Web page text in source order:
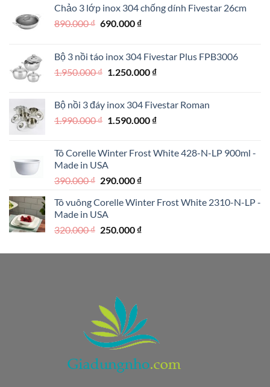
Chảo 3 lớp inox 304 chống dính Fivestar 26cm
890.000₫ Giá
890.000 ₫.
690.000 ₫Giá
là:
690.000 ₫.
Bộ 3 nồi táo inox 304 Fivestar Plus FPB3006
1.950.000₫ Giá
1.950.000 ₫.
1.250.000 ₫Giá
là:
1.250.000 ₫.
Bộ nồi 3 đáy inox 304 Fivestar Roman
1.990.000₫ Giá
1.990.000 ₫.
1.590.000 ₫Giá
là:
Tô Corelle Winter Frost White 428-N-LP 900ml -
Made in USA
390.000₫ Giá
là:
390.000 ₫.
290.000 ₫Giá
tại
290.000 ₫.
Tô vuông Corelle Winter Frost White 2310-N-LP -
Made in USA
320.000₫ Giá
là:
250.000 ₫Giá
tại